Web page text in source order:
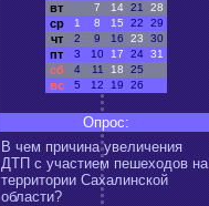
вт 7 14 21 28
ср 1 8 15 22 29
чт 2 9 16 23 30
пт 3 10 17 24 31
сб 4 11 18 25
вс 5 12 19 26
Опрос:
В чем причина увеличения
ДТП с участием пешеходов на
территории Сахалинской
области?